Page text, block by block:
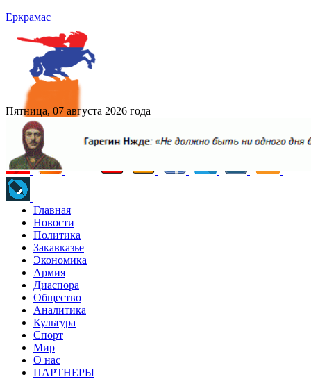
Еркрамас
Пятница, 07 августа 2026 года
Главная
Новости
Политика
Закавказье
Экономика
Армия
Диаспора
Общество
Аналитика
Культура
Спорт
Мир
О нас
ПАРТНЕРЫ